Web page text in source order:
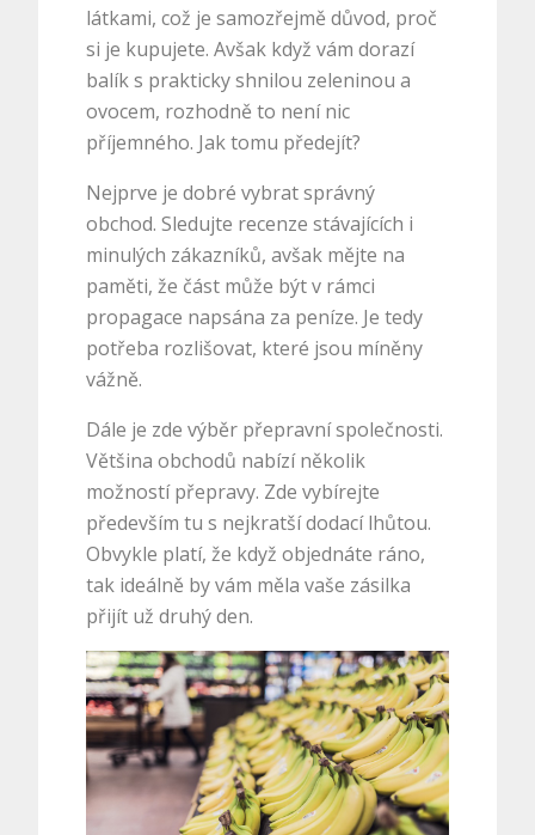
látkami, což je samozřejmě důvod, proč
si je kupujete. Avšak když vám dorazí
balík s prakticky shnilou zeleninou a
ovocem, rozhodně to není nic
příjemného. Jak tomu předejít?
Nejprve je dobré vybrat správný
obchod. Sledujte recenze stávajících i
minulých zákazníků, avšak mějte na
paměti, že část může být v rámci
propagace napsána za peníze. Je tedy
potřeba rozlišovat, které jsou míněny
vážně.
Dále je zde výběr přepravní společnosti.
Většina obchodů nabízí několik
možností přepravy. Zde vybírejte
především tu s nejkratší dodací lhůtou.
Obvykle platí, že když objednáte ráno,
tak ideálně by vám měla vaše zásilka
přijít už druhý den.